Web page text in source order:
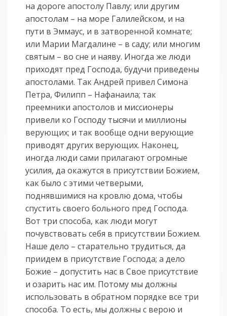
на дороге апостолу Павлу; или другим
апостолам – на море Галилейском, и на
пути в Эммаус, и в затворенной комнате;
или Марии Магдалине – в саду; или многим
святым – во сне и наяву. Иногда же люди
приходят пред Господа, будучи приведены
апостолами. Так Андрей привел Симона
Петра, Филипп – Нафанаила; так
преемники апостолов и миссионеры
привели ко Господу тысячи и миллионы
верующих; и так вообще одни верующие
приводят других верующих. Наконец,
иногда люди сами прилагают огромные
усилия, да окажутся в присутствии Божием,
как было с этими четверыми,
поднявшимися на кровлю дома, чтобы
спустить своего больного пред Господа.
Вот три способа, как люди могут
почувствовать себя в присутствии Божием.
Наше дело – старательно трудиться, да
приидем в присутствие Господа; а дело
Божие – допустить нас в Свое присутствие
и озарить нас им. Потому мы должны
использовать в обратном порядке все три
способа. То есть, мы должны с верою и